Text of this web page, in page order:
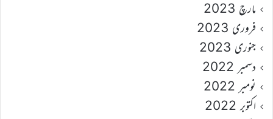
مارچ 2023
فروری 2023
جنوری 2023
دسمبر 2022
نومبر 2022
اکتوبر 2022